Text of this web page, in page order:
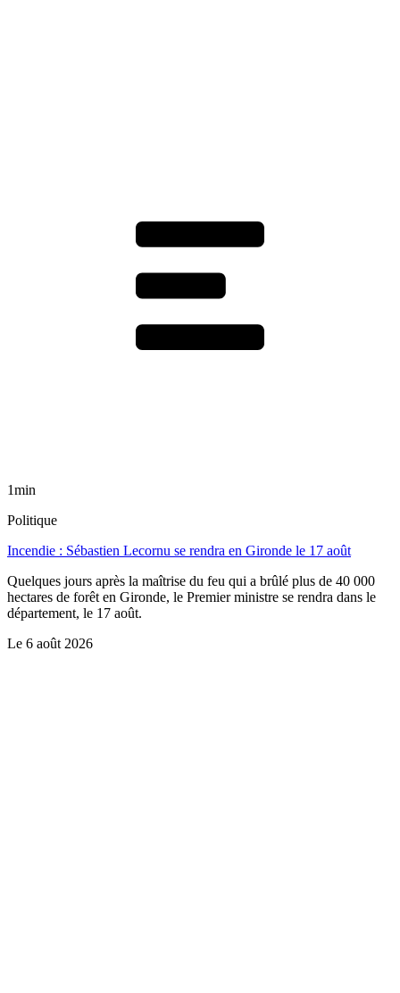
1min
Politique
Incendie : Sébastien Lecornu se rendra en Gironde le 17 août
Quelques jours après la maîtrise du feu qui a brûlé plus de 40 000
hectares de forêt en Gironde, le Premier ministre se rendra dans le
département, le 17 août.
Le 6 août 2026